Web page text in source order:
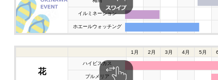
イルミネーション
ホエールウォッチング
1月 2月 3月 4月 5月
花
ハイビスカス
プルメリア